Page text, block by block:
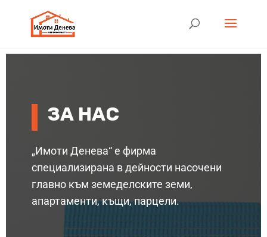
ЗА НАС
„Имоти Денева“ е фирма
специализирана в дейности насочени
главно към земеделските земи,
апартаменти, къщи, парцели.